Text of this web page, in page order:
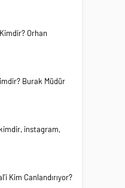
Orhan
Burak Müdür
instagram,
Kim Canlandırıyor?